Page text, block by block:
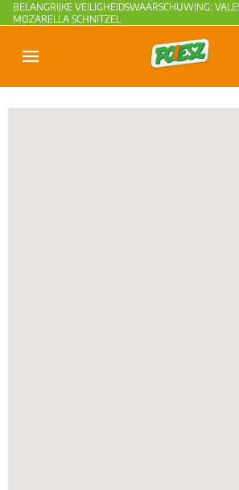
BELANGRIJKE VEILIGHEIDSWAARSCHUWING:
MOZARELLA SCHNITZEL